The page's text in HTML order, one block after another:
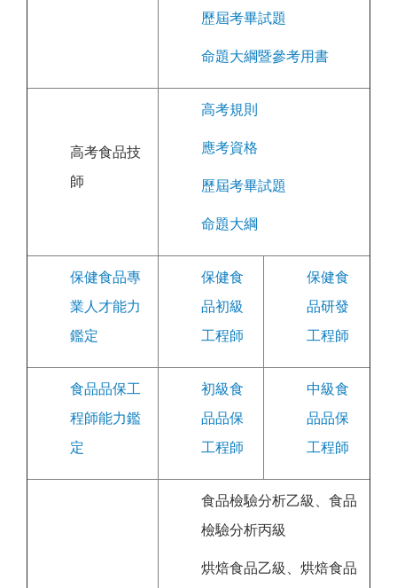
歷屆考畢試題
命題大綱暨參考用書
高考食品技
師
高考規則
應考資格
歷屆考畢試題
命題大綱
保健食品專
業人才能力
鑑定
保健食
品初級
工程師
保健食
品研發
工程師
食品品保工
程師能力鑑
定
初級食
品品保
工程師
中級食
品品保
工程師
食品檢驗分析乙級、食品
檢驗分析丙級
烘焙食品乙級、烘焙食品